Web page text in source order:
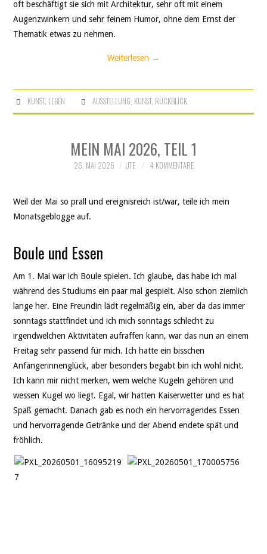
oft beschäftigt sie sich mit Architektur, sehr oft mit einem
Augenzwinkern und sehr feinem Humor, ohne dem Ernst der
Thematik etwas zu nehmen.
Weiterlesen →
KUNST, LEBEN AUSSTELLUNG KUNST, RÜCKBLICK
MEIN MAI 2026, TEIL 1
26. MAI 2026 UTE 4 KOMMENTARE
Weil der Mai so prall und ereignisreich ist/war, teile ich mein
Monatsgeblogge auf.
Boule und Essen
Am 1. Mai war ich Boule spielen. Ich glaube, das habe ich mal
während des Studiums ein paar mal gespielt. Also schon ziemlich
lange her. Eine Freundin lädt regelmäßig ein, aber da das immer
sonntags stattfindet und ich mich sonntags schlecht zu
irgendwelchen Aktivitäten aufraffen kann, war das nun an einem
Freitag sehr passend für mich. Ich hatte ein bisschen
Anfängerinnenglück, aber besonders begabt bin ich wohl nicht.
Ich kann mir nicht merken, wem welche Kugeln gehören und
wessen Kugel wo liegt. Egal, wir hatten Kaiserwetter und es hat
Spaß gemacht. Danach gab es noch ein hervorragendes Essen
und hervorragende Getränke und der Abend endete spät und
fröhlich.